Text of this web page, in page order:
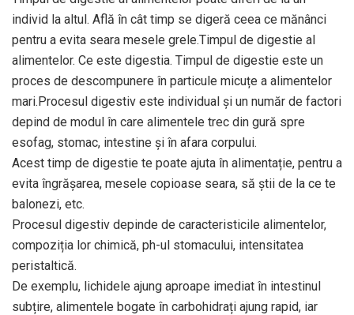
individ la altul. Află în cât timp se digeră ceea ce mănânci
pentru a evita seara mesele grele.Timpul de digestie al
alimentelor. Ce este digestia. Timpul de digestie este un
proces de descompunere în particule micuțe a alimentelor
mari.Procesul digestiv este individual și un număr de factori
depind de modul în care alimentele trec din gură spre
esofag, stomac, intestine și în afara corpului.
Acest timp de digestie te poate ajuta în alimentație, pentru a
evita îngrășarea, mesele copioase seara, să știi de la ce te
balonezi, etc.
Procesul digestiv depinde de caracteristicile alimentelor,
compoziția lor chimică, ph-ul stomacului, intensitatea
peristaltică.
De exemplu, lichidele ajung aproape imediat în intestinul
subțire, alimentele bogate în carbohidrați ajung rapid, iar